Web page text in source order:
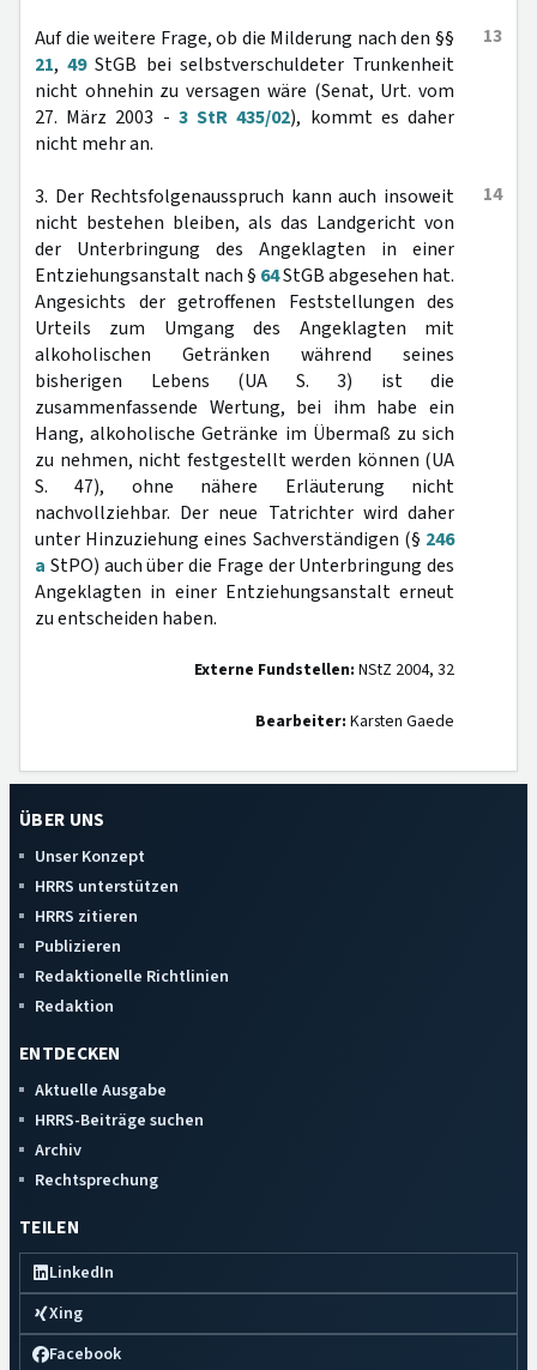
13
Auf die weitere Frage, ob die Milderung nach den §§
21,49StGB bei selbstverschuldeter Trunkenheit
nicht ohnehin zu versagen wäre (Senat, Urt. vom
27. März 2003 - 3 StR 435/02), kommt es daher
nicht mehr an.
14
3. Der Rechtsfolgenausspruch kann auch insoweit
nicht bestehen bleiben, als das Landgericht von
der Unterbringung des Angeklagten in einer
Entziehungsanstalt nach § 64StGB abgesehen hat.
Angesichts der getroffenen Feststellungen des
Urteils zum Umgang des Angeklagten mit
alkoholischen Getränken während seines
bisherigen Lebens (UA S. 3) ist die
zusammenfassende Wertung, bei ihm habe ein
Hang, alkoholische Getränke im Übermaß zu sich
zu nehmen, nicht festgestellt werden können (UA
S. 47), ohne nähere Erläuterung nicht
nachvollziehbar. Der neue Tatrichter wird daher
unter Hinzuziehung eines Sachverständigen (§ 246
a StPO) auch über die Frage der Unterbringung des
Angeklagten in einer Entziehungsanstalt erneut
zu entscheiden haben.
Externe Fundstellen: NStZ 2004, 32
Bearbeiter: Karsten Gaede
ÜBER UNS
Unser Konzept
HRRS unterstützen
HRRS zitieren
Publizieren
Redaktionelle Richtlinien
Redaktion
ENTDECKEN
Aktuelle Ausgabe
HRRS-Beiträge suchen
Archiv
Rechtsprechung
TEILEN
LinkedIn
Xing
Facebook